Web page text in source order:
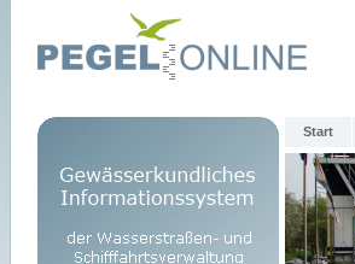
Start